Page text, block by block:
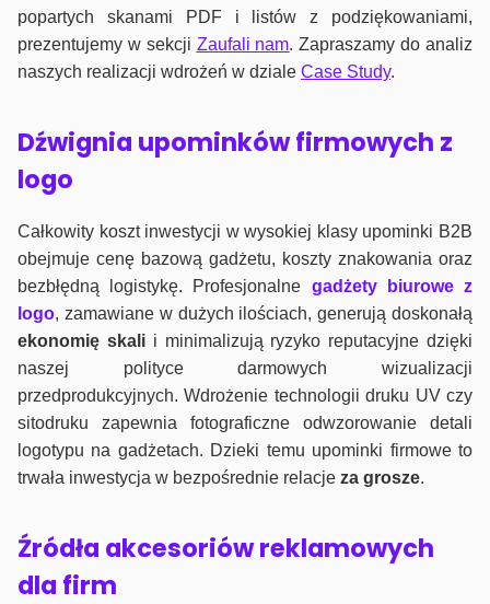
popartych skanami PDF i listów z podziękowaniami,
prezentujemy w sekcji Zaufali nam. Zapraszamy do analiz
naszych realizacji wdrożeń w dziale Case Study.
Dźwignia upominków firmowych z
logo
Całkowity koszt inwestycji w wysokiej klasy upominki B2B
obejmuje cenę bazową gadżetu, koszty znakowania oraz
bezbłędną logistykę. Profesjonalne gadżety biurowe z
logo, zamawiane w dużych ilościach, generują doskonałą
ekonomię skalii minimalizują ryzyko reputacyjne dzięki
naszej polityce darmowych wizualizacji
przedprodukcyjnych. Wdrożenie technologii druku UV czy
sitodruku zapewnia fotograficzne odwzorowanie detali
logotypu na gadżetach. Dzieki temu upominki firmowe to
trwała inwestycja w bezpośrednie relacje za grosze.
Źródła akcesoriów reklamowych
dla firm